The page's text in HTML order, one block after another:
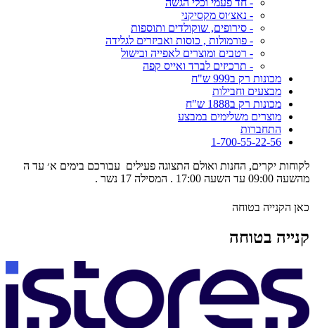
- חד פעמי וכלי הגשה
- נאצ׳וס מקסיקני
- סירופים, שוקולדים ותוספות
- פורמולות , כוסות ואביזרים לגלידה
- רטבים ומוצרים לאפייה ובישול
- תרכיזים לברד ואייס קפה
מכונות רק ב999 ש"ח
מבצעים וחבילות
מכונות רק ב1888 ש"ח
מוצרים משלימים במבצע
התחברות
1-700-55-22-56
לקוחות יקרים, החנות ואולם התצוגה פעילים עבורכם בימים א׳ עד ה
מהשעה 09:00 עד השעה 17:00 . המסילה 17 נשר .
כאן הקנייה בטוחה
קנייה בטוחה